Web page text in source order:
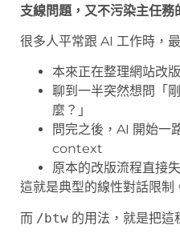
支線問題，又不污染主任務
很多人平常跟 AI 工作時，
本來正在整理網站改
聊到一半突然想問「
麼？」
問完之後，AI 開始一
context
原本的改版流程直接
這就是典型的線性對話限制
而 /btw 的用法，就是把這